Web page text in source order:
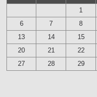
1
6
7 8
13
14 15
20
21 22
27
28 29